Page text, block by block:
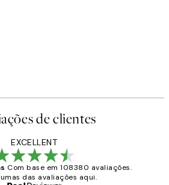
de clientes
EXCELLENT
Com base em 108380 avaliações.
das avaliações aqui.